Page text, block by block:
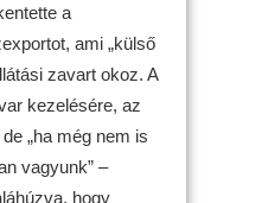
a
ami „külső
zavart okoz. A
kezelésére, az
„ha még nem is
vagyunk” –
hogy